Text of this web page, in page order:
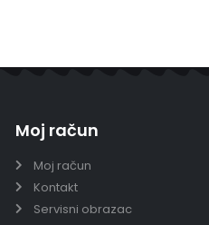
Moj račun
Moj račun
Kontakt
Servisni obrazac